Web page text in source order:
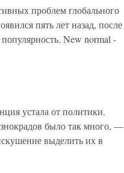
проблем глобального
пять лет назад, после
New normal -
устала от политики.
было так много, —
выделить их в